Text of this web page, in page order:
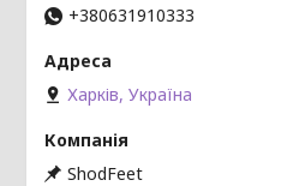
+380631910333
Харків, Україна
ShodFeet